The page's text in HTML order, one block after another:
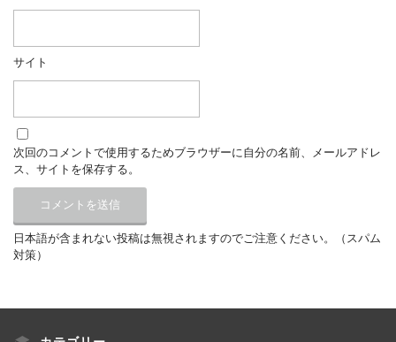
サイト
次回のコメントで使用するためブラウザーに自分の名前、メールアドレ
ス、サイトを保存する。
日本語が含まれない投稿は無視されますのでご注意ください。（スパム
対策）